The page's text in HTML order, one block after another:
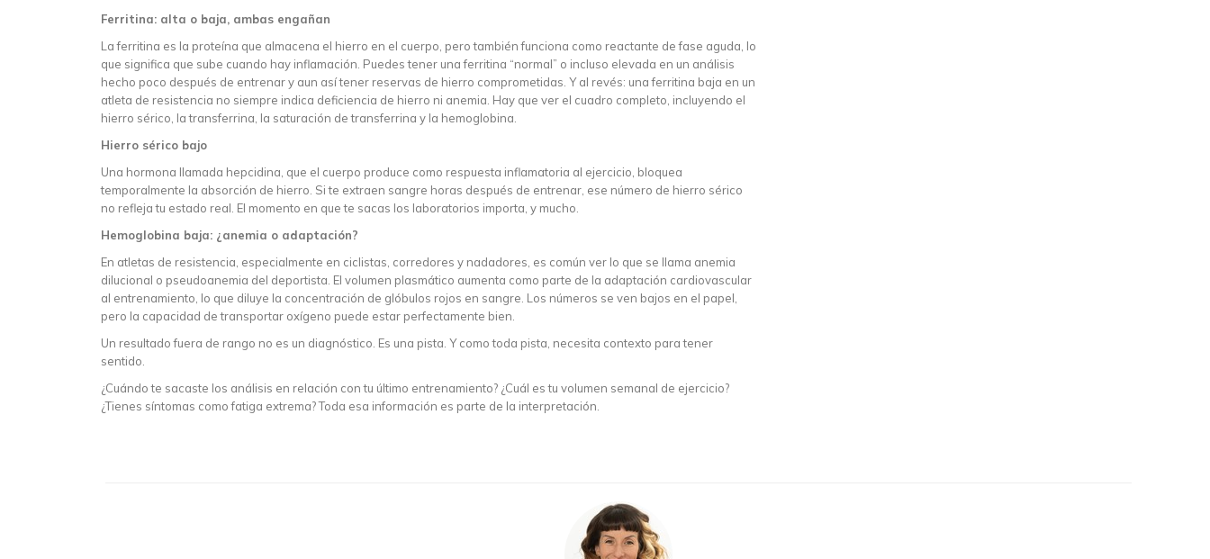
Ferritina: alta o baja, ambas engañan
La ferritina es la proteína que almacena el hierro en el cuerpo, pero también funciona como reactante de fase aguda, lo
que significa que sube cuando hay inflamación. Puedes tener una ferritina “normal” o incluso elevada en un análisis
hecho poco después de entrenar y aun así tener reservas de hierro comprometidas. Y al revés: una ferritina baja en un
atleta de resistencia no siempre indica deficiencia de hierro ni anemia. Hay que ver el cuadro completo, incluyendo el
hierro sérico, la transferrina, la saturación de transferrina y la hemoglobina.
Hierro sérico bajo
Una hormona llamada hepcidina, que el cuerpo produce como respuesta inflamatoria al ejercicio, bloquea
temporalmente la absorción de hierro. Si te extraen sangre horas después de entrenar, ese número de hierro sérico
no refleja tu estado real. El momento en que te sacas los laboratorios importa, y mucho.
Hemoglobina baja: ¿anemia o adaptación?
En atletas de resistencia, especialmente en ciclistas, corredores y nadadores, es común ver lo que se llama anemia
dilucional o pseudoanemia del deportista. El volumen plasmático aumenta como parte de la adaptación cardiovascular
al entrenamiento, lo que diluye la concentración de glóbulos rojos en sangre. Los números se ven bajos en el papel,
pero la capacidad de transportar oxígeno puede estar perfectamente bien.
Un resultado fuera de rango no es un diagnóstico. Es una pista. Y como toda pista, necesita contexto para tener
sentido.
¿Cuándo te sacaste los análisis en relación con tu último entrenamiento? ¿Cuál es tu volumen semanal de ejercicio?
¿Tienes síntomas como fatiga extrema? Toda esa información es parte de la interpretación.